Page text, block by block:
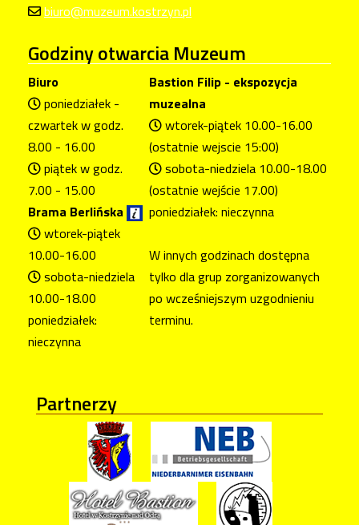
biuro@muzeum.kostrzyn.pl
Godzinyotwarcia Muzeum
Biuro
poniedziałek -
czwartek w godz.
8.00 - 16.00
piątek w godz.
7.00 - 15.00
Brama Berlińska
wtorek-piątek
10.00-16.00
sobota-niedziela
10.00-18.00
poniedziałek:
nieczynna
Bastion Filip - ekspozycja
muzealna
wtorek-piątek 10.00-16.00
(ostatnie wejscie 15:00)
sobota-niedziela 10.00-18.00
(ostatnie wejście 17.00)
poniedziałek: nieczynna
W innych godzinach dostępna
tylko dla grup zorganizowanych
po wcześniejszym uzgodnieniu
terminu.
Partnerzy